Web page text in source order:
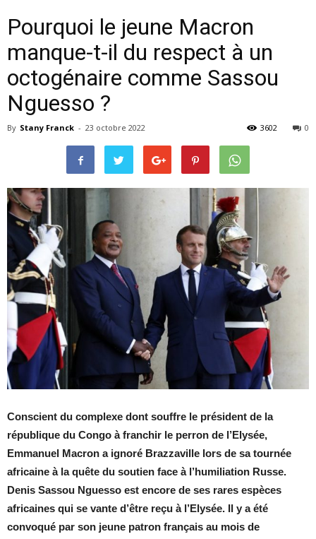
Pourquoi le jeune Macron
manque-t-il du respect à un
octogénaire comme Sassou
Nguesso ?
By Stany Franck - 23 octobre 2022 0
3602
Conscient du complexe dont souffre le président de la
république du Congo à franchir le perron de l’Elysée,
Emmanuel Macron a ignoré Brazzaville lors de sa tournée
africaine à la quête du soutien face à l’humiliation Russe.
Denis Sassou Nguesso est encore de ses rares espèces
africaines qui se vante d’être reçu à l’Elysée. Il y a été
convoqué par son jeune patron français au mois de